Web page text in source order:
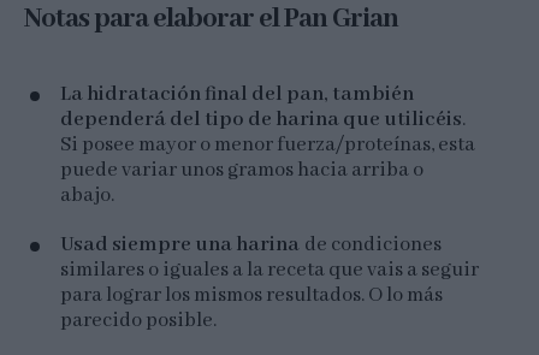
Notas para elaborar el Pan Grian
La hidratación final del pan, también
dependerá del tipo de harina que utilicéis.
Si posee mayor o menor fuerza/proteínas, esta
puede variar unos gramos hacia arriba o
abajo.
Usad siempre una harina de condiciones
similares o iguales a la receta que vais a seguir
para lograr los mismos resultados. O lo más
parecido posible.